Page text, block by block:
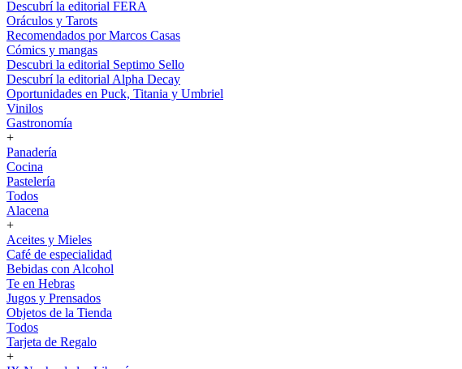
Descubrí la editorial FERA
Oráculos y Tarots
Recomendados por Marcos Casas
Cómics y mangas
Descubri la editorial Septimo Sello
Descubrí la editorial Alpha Decay
Oportunidades en Puck, Titania y Umbriel
Vinilos
Gastronomía
+
Panadería
Cocina
Pastelería
Todos
Alacena
+
Aceites y Mieles
Café de especialidad
Bebidas con Alcohol
Te en Hebras
Jugos y Prensados
Objetos de la Tienda
Todos
Tarjeta de Regalo
+